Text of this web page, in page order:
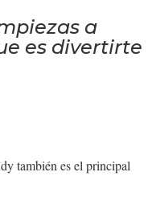
a
es divertirte
también es el principal